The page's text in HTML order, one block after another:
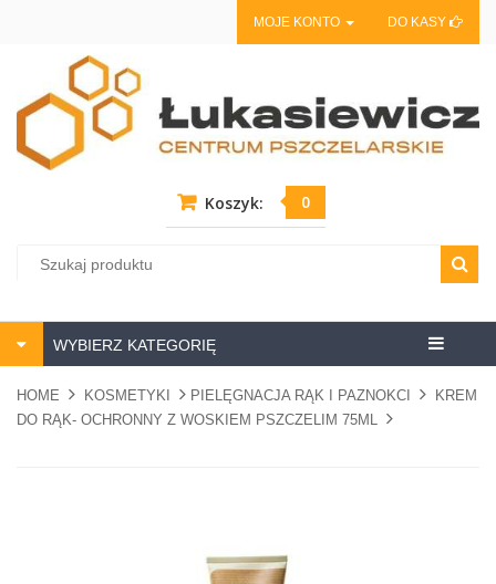
MOJE KONTO DO KASY
Koszyk: 0
Centrum
WYBIERZ KATEGORIĘ
HOME KOSMETYKI PIELĘGNACJA RĄK I PAZNOKCI
KREM
DO RĄK- OCHRONNY Z WOSKIEM PSZCZELIM 75ML